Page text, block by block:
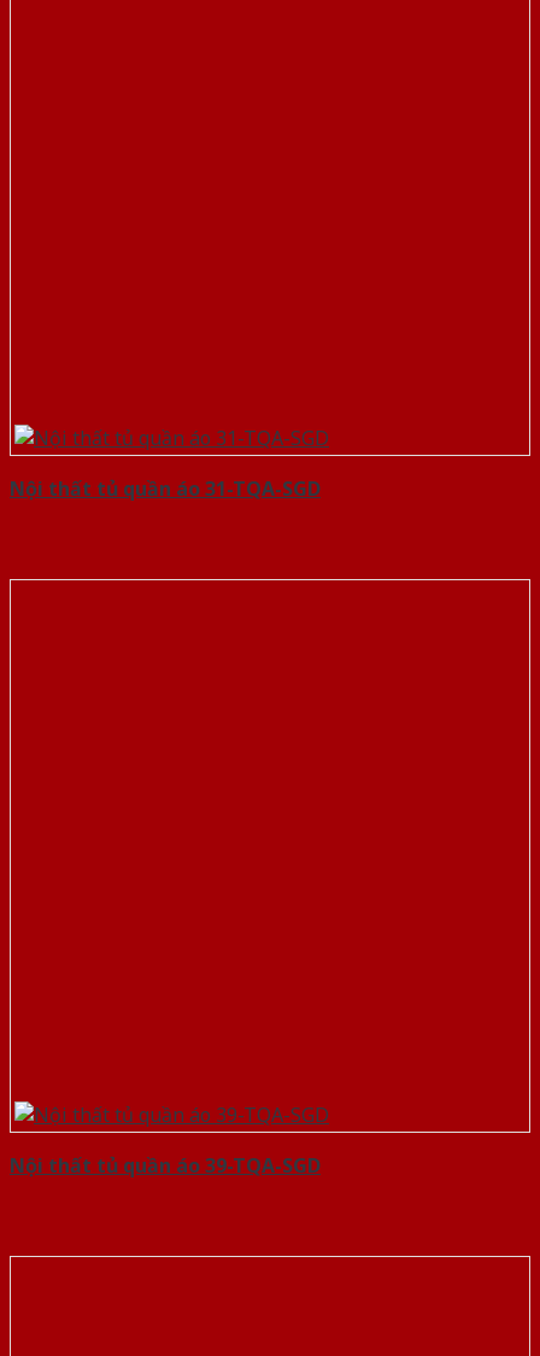
Nội thất tủ quần áo 31-TQA-SGD
Nội thất tủ quần áo 39-TQA-SGD